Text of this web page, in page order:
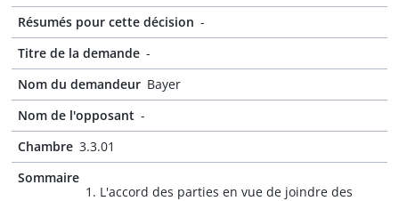
Résumés pour cette décision -
Titre de la demande -
Nom du demandeur Bayer
Nom de l'opposant -
Chambre 3.3.01
Sommaire
1. L'accord des parties en vue de joindre des